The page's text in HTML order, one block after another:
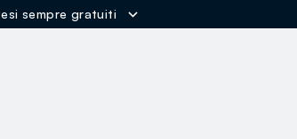
sempre gratuiti